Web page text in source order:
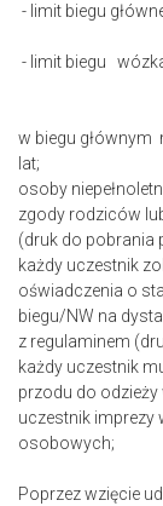
- limit biegu
- limit biegu
w biegu głównym
lat;
osoby
zgody rodziców
(druk do pobrania
każdy uczestnik
oświadczenia o
biegu/NW na
z regulaminem
każdy uczestnik
przodu do odzieży
uczestnik imprezy
osobowych;
Poprzez wzięcie